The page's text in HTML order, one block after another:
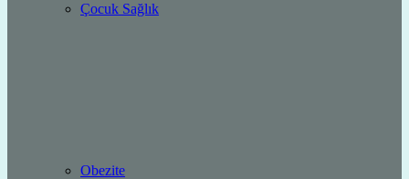
Çocuk Sağlık
Obezite